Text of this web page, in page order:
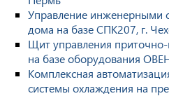
Управление инженерными
дома на базе СПК207, г.
Щит управления
на базе оборудования
Комплексная
системы охлаждения на